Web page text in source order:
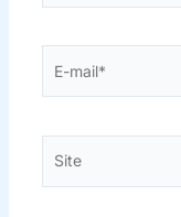
mail*